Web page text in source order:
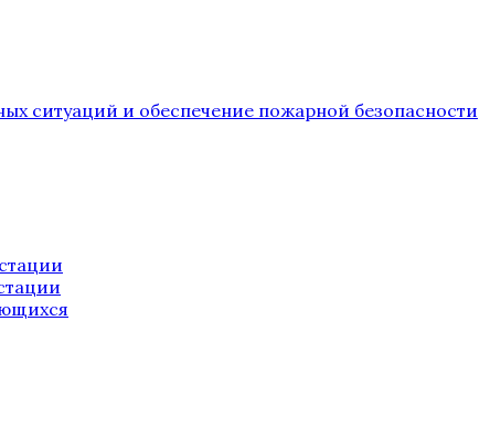
ситуаций и обеспечение пожарной безопасности